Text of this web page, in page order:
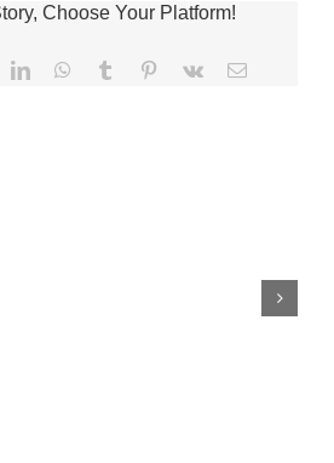
Choose Your Platform!
LinkedInWhatsApp
Tumblr Pinterest
Vk Email